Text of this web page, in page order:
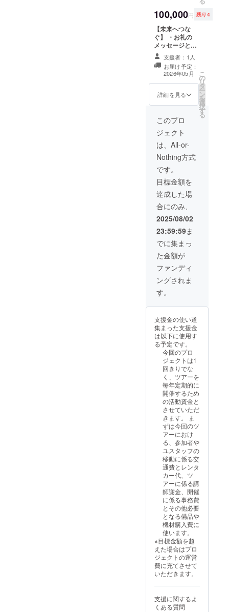
介。 ・兵庫県姫
路市夢前町の老
人ホーム「光寿
園」にて毎週木
曜日と毎月土曜
日2回運営する
「Caféむすび
め」で使えるチ
ケット（5000円
分） ※チケット
は2026年4月〜
5ヶ月間有効 ・
規約に基づき里
山を1日自由に
使ったり遊んだ
りできる権利
【企業の方へ】
Instagramにて
協賛企業とし
て、活動内容を
まとめた投稿を
作成し、「イマ
ココ」アカウン
トにて投稿しま
す。
支援の数に応じ
て、無料/半額参
加の枠を増やし
ます。 ・感謝の
気持ちを込め
て、参加者から
お礼のメッセー
ジと活動報告を
送ります。 ・無
加者と支援者さ
まとのzoomによ
告会をします。
100,000円 残り4
【未来へつな
ぐ】 ・お礼の
メッセージと活
動報告のデータ
を、お名前入り
にてメールで送
付。 ・学生の感
想をお届け。 ・
お話会（報告
クトオーナーの
はリターン金額
に含まれていま
す。） 有効期
限：2026年４
月〜2027年３月
まで。 ・フィー
ルドワーク参加
者主体の活動報
告会に参加し、
成長を一緒に実
感できる権利 ・
プロジェクトを
つくってくだ
さった方として
紹介。 ・ツアー
の学びや参加者
を聞き、一緒に
できることを考
える交流会の開
催 ・規約に基づ
き、里山を1日自
由に使ったり遊
んだりできる権
利 ・兵庫県姫路
市夢前町の老人
ホーム「光寿
園」にて毎週木
曜日と毎月土曜
日2回運営する
「Caféむすび
め」で使えるチ
ケット（6000円
分） ※チケット
は2026年4月〜
5ヶ月間有効
【企業の場合】
・協賛企業とし
てお名前とロ
ゴ、活動につい
て参加者にお知
らせします。 ・
Instagramにて
協賛企業とし
て、活動内容を
まとめた投稿を
作成し、「イマ
ココ」アカウン
トにて投稿しま
す。 ※場所、日
時など細かいこ
とにつきまして
は支援者さまと
個別にご相談さ
せていただきま
す。
支援者：1人
お届け予定：
2026年05月
詳細を見る
こ
の
リ
タ
ー
ン
を
選
択
す
る
このプロ
ジェクト
は、All-or-
Nothing方式
です。
目標金額を
達成した場
合にのみ、
2025/08/02
23:59:59ま
でに集まっ
た金額が
ファンディ
ングされま
す。
支援金の使い道
集まった支援金
は以下に使用す
る予定です。
今回のプロ
ジェクトは1
回きりでな
く、ツアーを
毎年定期的に
開催するため
の活動資金と
させていただ
きます。 ま
ずは今回のツ
アーにおけ
る、参加者や
ユスタッフの
移動に係る交
通費とレンタ
カー代、ツ
アーに係る講
師謝金、開催
に係る事務費
とその他必要
となる備品や
機材購入費に
使います。
※目標金額を超
えた場合はプロ
ジェクトの運営
費に充てさせて
いただきます。
支援に関するよ
くある質問